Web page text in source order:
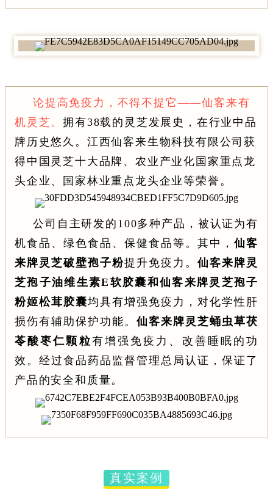
论提高免疫力，不得不提它——仙客来有
机灵芝。拥有38载的灵芝发展史，在行业中品
牌历史悠久。江西仙客来生物科技有限公司获
得中国灵芝十大品牌、农业产业化国家重点龙
头企业、国家林业重点龙头企业等荣誉。
公司自主研发的100多种产品，被认证为有
机食品、绿色食品、保健食品等。其中，仙客
来牌灵芝破壁孢子粉提升免疫力。仙客来牌灵
芝孢子油维生素E软胶囊和仙客来牌灵芝孢子
粉姬松茸胶囊均具有增强免疫力，对化学性肝
损伤有辅助保护功能。仙客来牌灵芝蛹虫草茯
苓酸枣仁颗粒有增强免疫力、改善睡眠的功
效。经过食品药品监督管理总局认证，保证了
产品的安全和质量。
真实案例